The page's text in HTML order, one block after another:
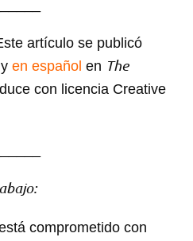
artículo se publicó
y en español en The
con licencia Creative
comprometido con